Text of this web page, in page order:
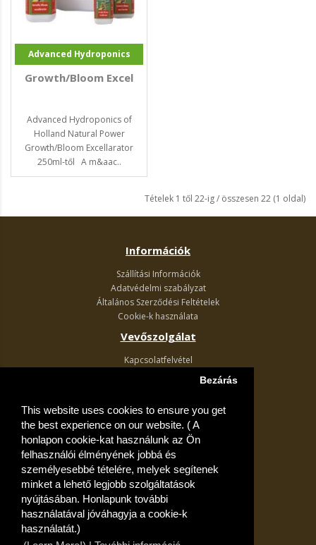
This website uses cookies to ensure you get
the best experience on our website. ( A
honlapon cookie-kat használunk az Ön
felhasználói élményének jobbá és
személyesebbé tételére, melyek segítenek
minket a lehető legjobb szolgáltatások
nyújtásában. Honlapunk további
használatával jóváhagyja a cookie-k
használatát.)
Bezárás
Advanced Hydroponics
Growth/Bloom Excel
Advanced Hydroponics of
Holland Natural Power
Growth/Bloom Excellarator
250ml-től A m&aac..
Tételek 1 től 22-ig / összesen 22 (1 oldal)
Információk
Szállítási Információk
Adatvédelmi szabályzat
Általános Szerződési Feltételek
Cookie-k használata
Vevőszolgálat
Kapcsolatfelvétel
Akciós ajánlatok
Fiók
Kívánságlista